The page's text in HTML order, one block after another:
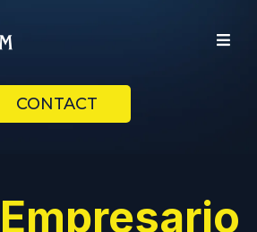
CONTACT
Empresario